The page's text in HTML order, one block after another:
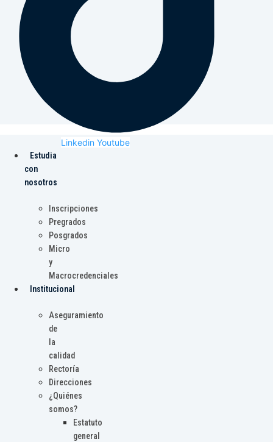
Linkedin Youtube
Estudia
con
nosotros
Inscripciones
Pregrados
Posgrados
Micro
y
Macrocredenciales
Institucional
Aseguramiento
de
la
calidad
Rectoría
Direcciones
¿Quiénes
somos?
Estatuto
general